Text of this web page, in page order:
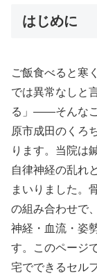
はじめに
ご飯食べると寒
では異常なしと
る」——そんなご
原市成田のくろ
ります。当院は
自律神経の乱れ
まいりました。
の組み合わせで
神経・血流・姿
す。このページ
宅でできるセル